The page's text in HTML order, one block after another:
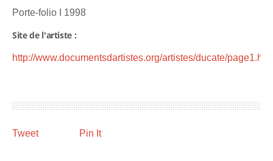
Porte-folio I 1998
Site de l'artiste :
http://www.documentsdartistes.org/artistes/ducate/
Tweet Pin It